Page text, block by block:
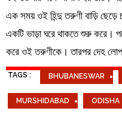
এক সময় ওই হিন্দু তরুণী বাড়ি ছেড়ে
একটি ভাড়া ঘরে থাকতে শুরু করে।
করে ওই তরুণীকে। তারপর দেহ
TAGS : BHUBANESWAR
MURSHIDABAD ODISHA